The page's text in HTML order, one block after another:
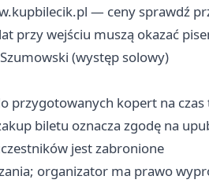
— ceny sprawdź
przy wejściu muszą okazać
(występ solowy)
przygotowanych kopert na
biletu oznacza zgodę na
jest zabronione
organizator ma prawo